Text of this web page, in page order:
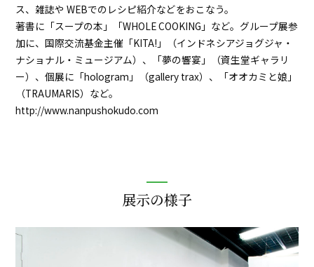
ス、雑誌や WEBでのレシピ紹介などをおこなう。
著書に「スープの本」「WHOLE COOKING」など。グループ展参
加に、国際交流基金主催「KITA!」（インドネシアジョグジャ・
ナショナル・ミュージアム）、「夢の響宴」（資生堂ギャラリ
ー）、個展に「hologram」（gallery trax）、「オオカミと娘」
（TRAUMARIS）など。
http://www.nanpushokudo.com
展示の様子